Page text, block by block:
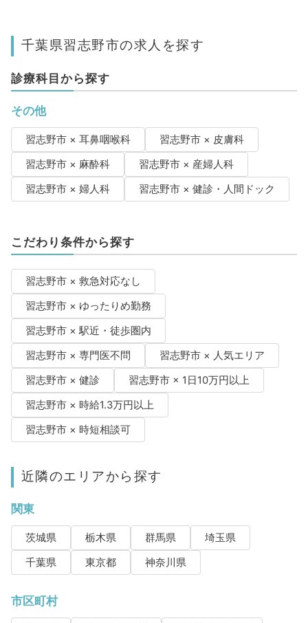
千葉県習志野市の求人を探す
診療科目から探す
その他
習志野市 × 耳鼻咽喉科
習志野市 × 皮膚科
習志野市 × 麻酔科
習志野市 × 産婦人科
習志野市 × 婦人科
習志野市 × 健診・人間ドック
こだわり条件から探す
習志野市 × 救急対応なし
習志野市 × ゆったりめ勤務
習志野市 × 駅近・徒歩圏内
習志野市 × 専門医不問
習志野市 × 人気エリア
習志野市 × 健診
習志野市 × 1日10万円以上
習志野市 × 時給1.3万円以上
習志野市 × 時短相談可
近隣のエリアから探す
関東
茨城県 栃木県 群馬県
埼玉県
千葉県
東京都 神奈川県
市区町村